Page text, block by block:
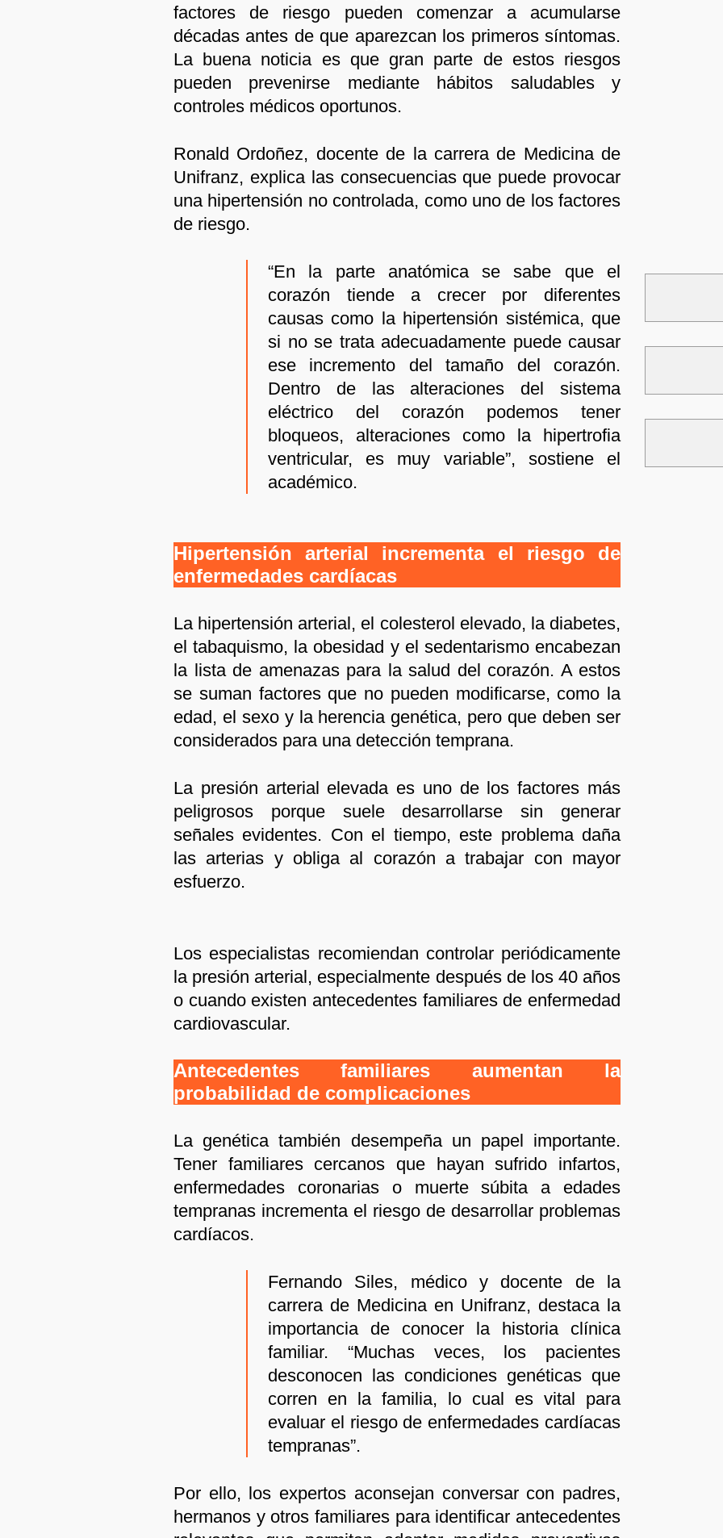
factores de riesgo pueden comenzar a acumularse
décadas antes de que aparezcan los primeros síntomas.
La buena noticia es que gran parte de estos riesgos
pueden prevenirse mediante hábitos saludables y
controles médicos oportunos.
Ronald Ordoñez, docente de la carrera de Medicina de
Unifranz, explica las consecuencias que puede provocar
una hipertensión no controlada, como uno de los factores
de riesgo.
“En la parte anatómica se sabe que el
corazón tiende a crecer por diferentes
causas como la hipertensión sistémica, que
si no se trata adecuadamente puede causar
ese incremento del tamaño del corazón.
Dentro de las alteraciones del sistema
eléctrico del corazón podemos tener
bloqueos, alteraciones como la hipertrofia
ventricular, es muy variable”, sostiene el
académico.
Hipertensión arterial incrementa el riesgo de
enfermedades cardíacas
La hipertensión arterial, el colesterol elevado, la diabetes,
el tabaquismo, la obesidad y el sedentarismo encabezan
la lista de amenazas para la salud del corazón. A estos
se suman factores que no pueden modificarse, como la
edad, el sexo y la herencia genética, pero que deben ser
considerados para una detección temprana.
La presión arterial elevada es uno de los factores más
peligrosos porque suele desarrollarse sin generar
señales evidentes. Con el tiempo, este problema daña
las arterias y obliga al corazón a trabajar con mayor
esfuerzo.
Los especialistas recomiendan controlar periódicamente
la presión arterial, especialmente después de los 40 años
o cuando existen antecedentes familiares de enfermedad
cardiovascular.
Antecedentes familiares aumentan la
probabilidad de complicaciones
La genética también desempeña un papel importante.
Tener familiares cercanos que hayan sufrido infartos,
enfermedades coronarias o muerte súbita a edades
tempranas incrementa el riesgo de desarrollar problemas
cardíacos.
Fernando Siles, médico y docente de la
carrera de Medicina en Unifranz, destaca la
importancia de conocer la historia clínica
familiar. “Muchas veces, los pacientes
desconocen las condiciones genéticas que
corren en la familia, lo cual es vital para
evaluar el riesgo de enfermedades cardíacas
tempranas”.
Por ello, los expertos aconsejan conversar con padres,
hermanos y otros familiares para identificar antecedentes